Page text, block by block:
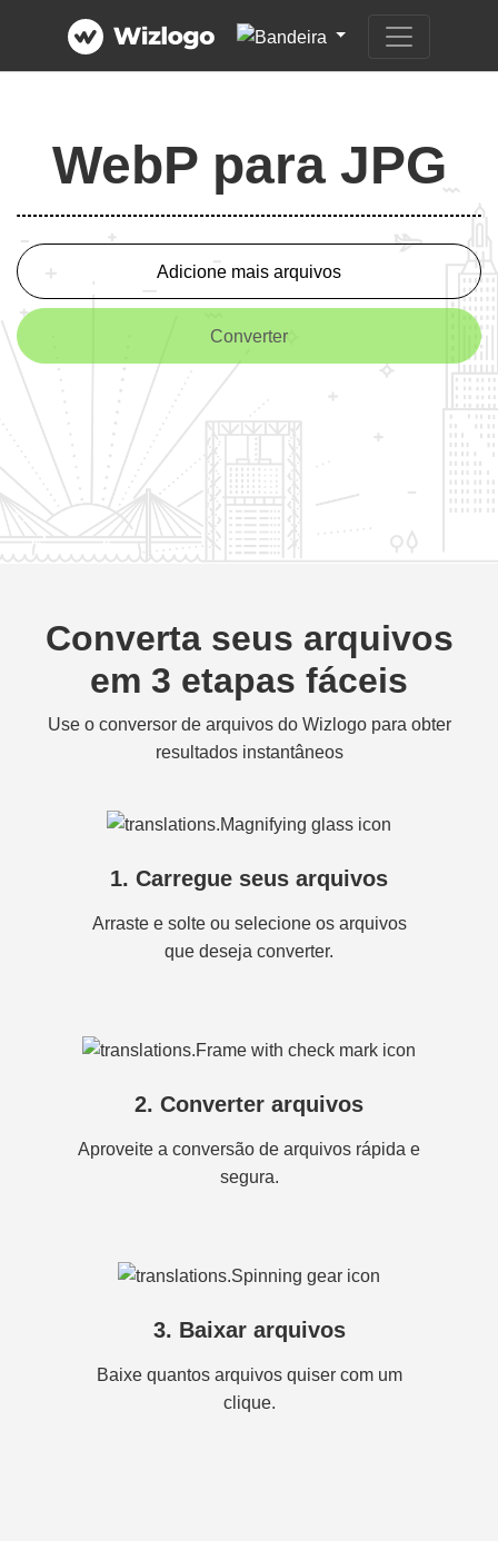
WebP para JPG
Adicione mais arquivos
Converter
Converta seus arquivos
em 3 etapas fáceis
Use o conversor de arquivos do Wizlogo para obter
resultados instantâneos
1. Carregue seus arquivos
Arraste e solte ou selecione os arquivos
que deseja converter.
2. Converter arquivos
Aproveite a conversão de arquivos rápida e
segura.
3. Baixar arquivos
Baixe quantos arquivos quiser com um
clique.